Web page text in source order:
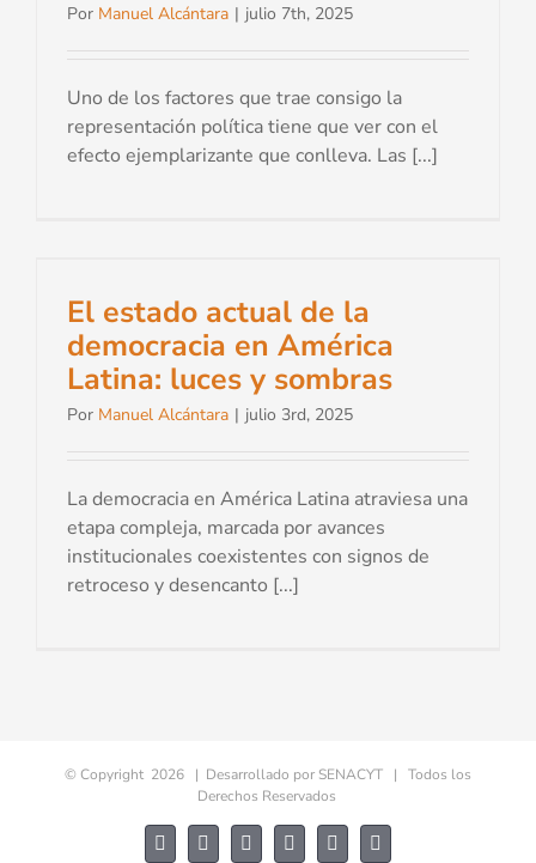
Por Manuel Alcántara | julio 7th, 2025
Uno de los factores que trae consigo la
representación política tiene que ver con el
efecto ejemplarizante que conlleva. Las [...]
El estado actual de la
democracia en América
Latina: luces y sombras
Por Manuel Alcántara | julio 3rd, 2025
La democracia en América Latina atraviesa una
etapa compleja, marcada por avances
institucionales coexistentes con signos de
retroceso y desencanto [...]
© Copyright 2026 | Desarrollado por SENACYT | Todos los
Derechos Reservados